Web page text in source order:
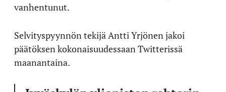
vanhentunut.
Selvityspyynnön tekijä Antti Yrjönen jakoi
päätöksen kokonaisuudessaan Twitterissä
maanantaina.